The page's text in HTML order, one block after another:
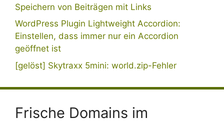
Speichern von Beiträgen mit Links
WordPress Plugin Lightweight Accordion:
Einstellen, dass immer nur ein Accordion
geöffnet ist
[gelöst] Skytraxx 5mini: world.zip-Fehler
Frische Domains im